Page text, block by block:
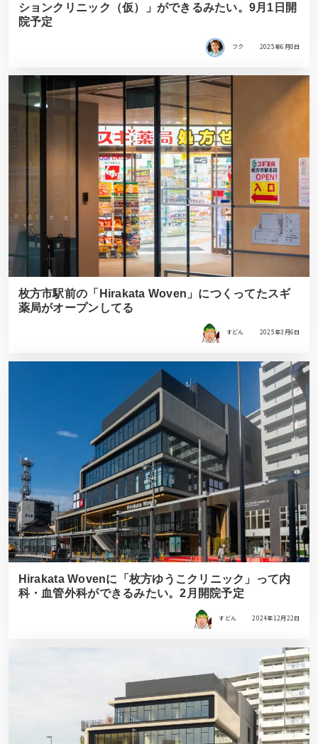
ションクリニック（仮）」ができるみたい。9月1日開
院予定
フク 2025年6月8日
枚方市駅前の「Hirakata Woven」につくってたスギ
薬局がオープンしてる
すどん 2025年3月6日
Hirakata Wovenに「枚方ゆうこクリニック」って内
科・血管外科ができるみたい。2月開院予定
すどん 2024年12月22日